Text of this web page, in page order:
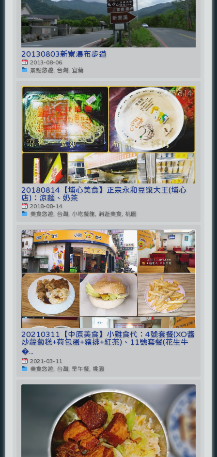
20130803新寮瀑布步道
2013-08-06
景點悠遊, 台灣, 宜蘭
20180814【埔心美食】正宗永和豆漿大王(埔心
店)：涼麵、奶茶
2018-08-14
美食悠遊, 台灣, 小吃餐館, 消逝美食, 桃園
20210311【中原美食】小雞食代：4號套餐(XO醬
炒蘿蔔糕+荷包蛋+豬排+紅茶)、11號套餐(花生牛
�...
2021-03-11
美食悠遊, 台灣, 早午餐, 桃園